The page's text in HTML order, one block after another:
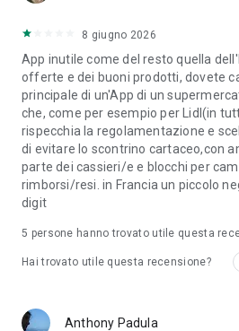
8 giugno 2026
App inutile come del resto quella
offerte e dei buoni prodotti, dovete
principale di un'App di un
che, come per esempio per Lidl(in
rispecchia la regolamentazione e
di evitare lo scontrino cartaceo,con
parte dei cassieri/e e blocchi per
rimborsi/resi. in Francia un piccolo
digit
5 persone hanno trovato utile questa
Hai trovato utile questa recensione?
Anthony Padula